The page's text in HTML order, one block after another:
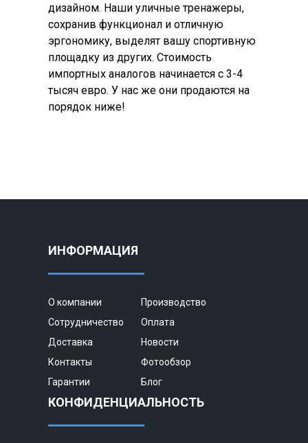
дизайном. Наши уличные тренажеры,
сохранив функционал и отличную
эргономику, выделят вашу спортивную
площадку из других. Стоимость
импортных аналогов начинается с 3-4
тысяч евро. У нас же они продаются на
порядок ниже!
ИНФОРМАЦИЯ
О компании
Производство
Сотрудничество
Оплата
Доставка
Новости
Контакты
Фотообзор
Гарантии
Блог
КОНФИДЕНЦИАЛЬНОСТЬ